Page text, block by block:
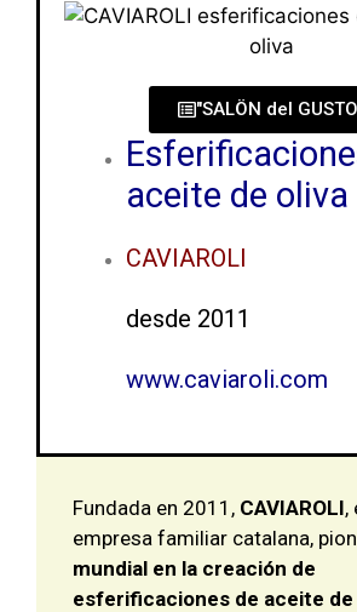
"SALÖN del
aceite de oliva
CAVIAROLI
desde 2011
www.caviaroli.com
Fundada en 2011, CAVIAROLI,
empresa familiar catalana,
mundial en la creación de
esferificaciones de aceite de